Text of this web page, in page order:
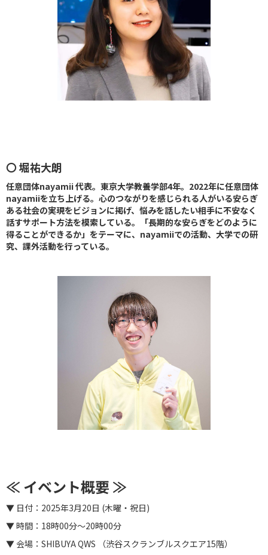
〇 堀祐大朗
任意団体nayamii 代表。東京大学教養学部4年。2022年に任意団体
nayamiiを立ち上げる。心のつながりを感じられる人がいる安らぎ
ある社会の実現をビジョンに掲げ、悩みを話したい相手に不安なく
話すサポート方法を模索している。「長期的な安らぎをどのように
得ることができるか」をテーマに、nayamiiでの活動、大学での研
究、課外活動を行っている。
≪ イベント概要 ≫
▼ 日付：2025年3月20日 (木曜・祝日)
▼ 時間：18時00分〜20時00分
▼ 会場：SHIBUYA QWS （渋谷スクランブルスクエア15階）